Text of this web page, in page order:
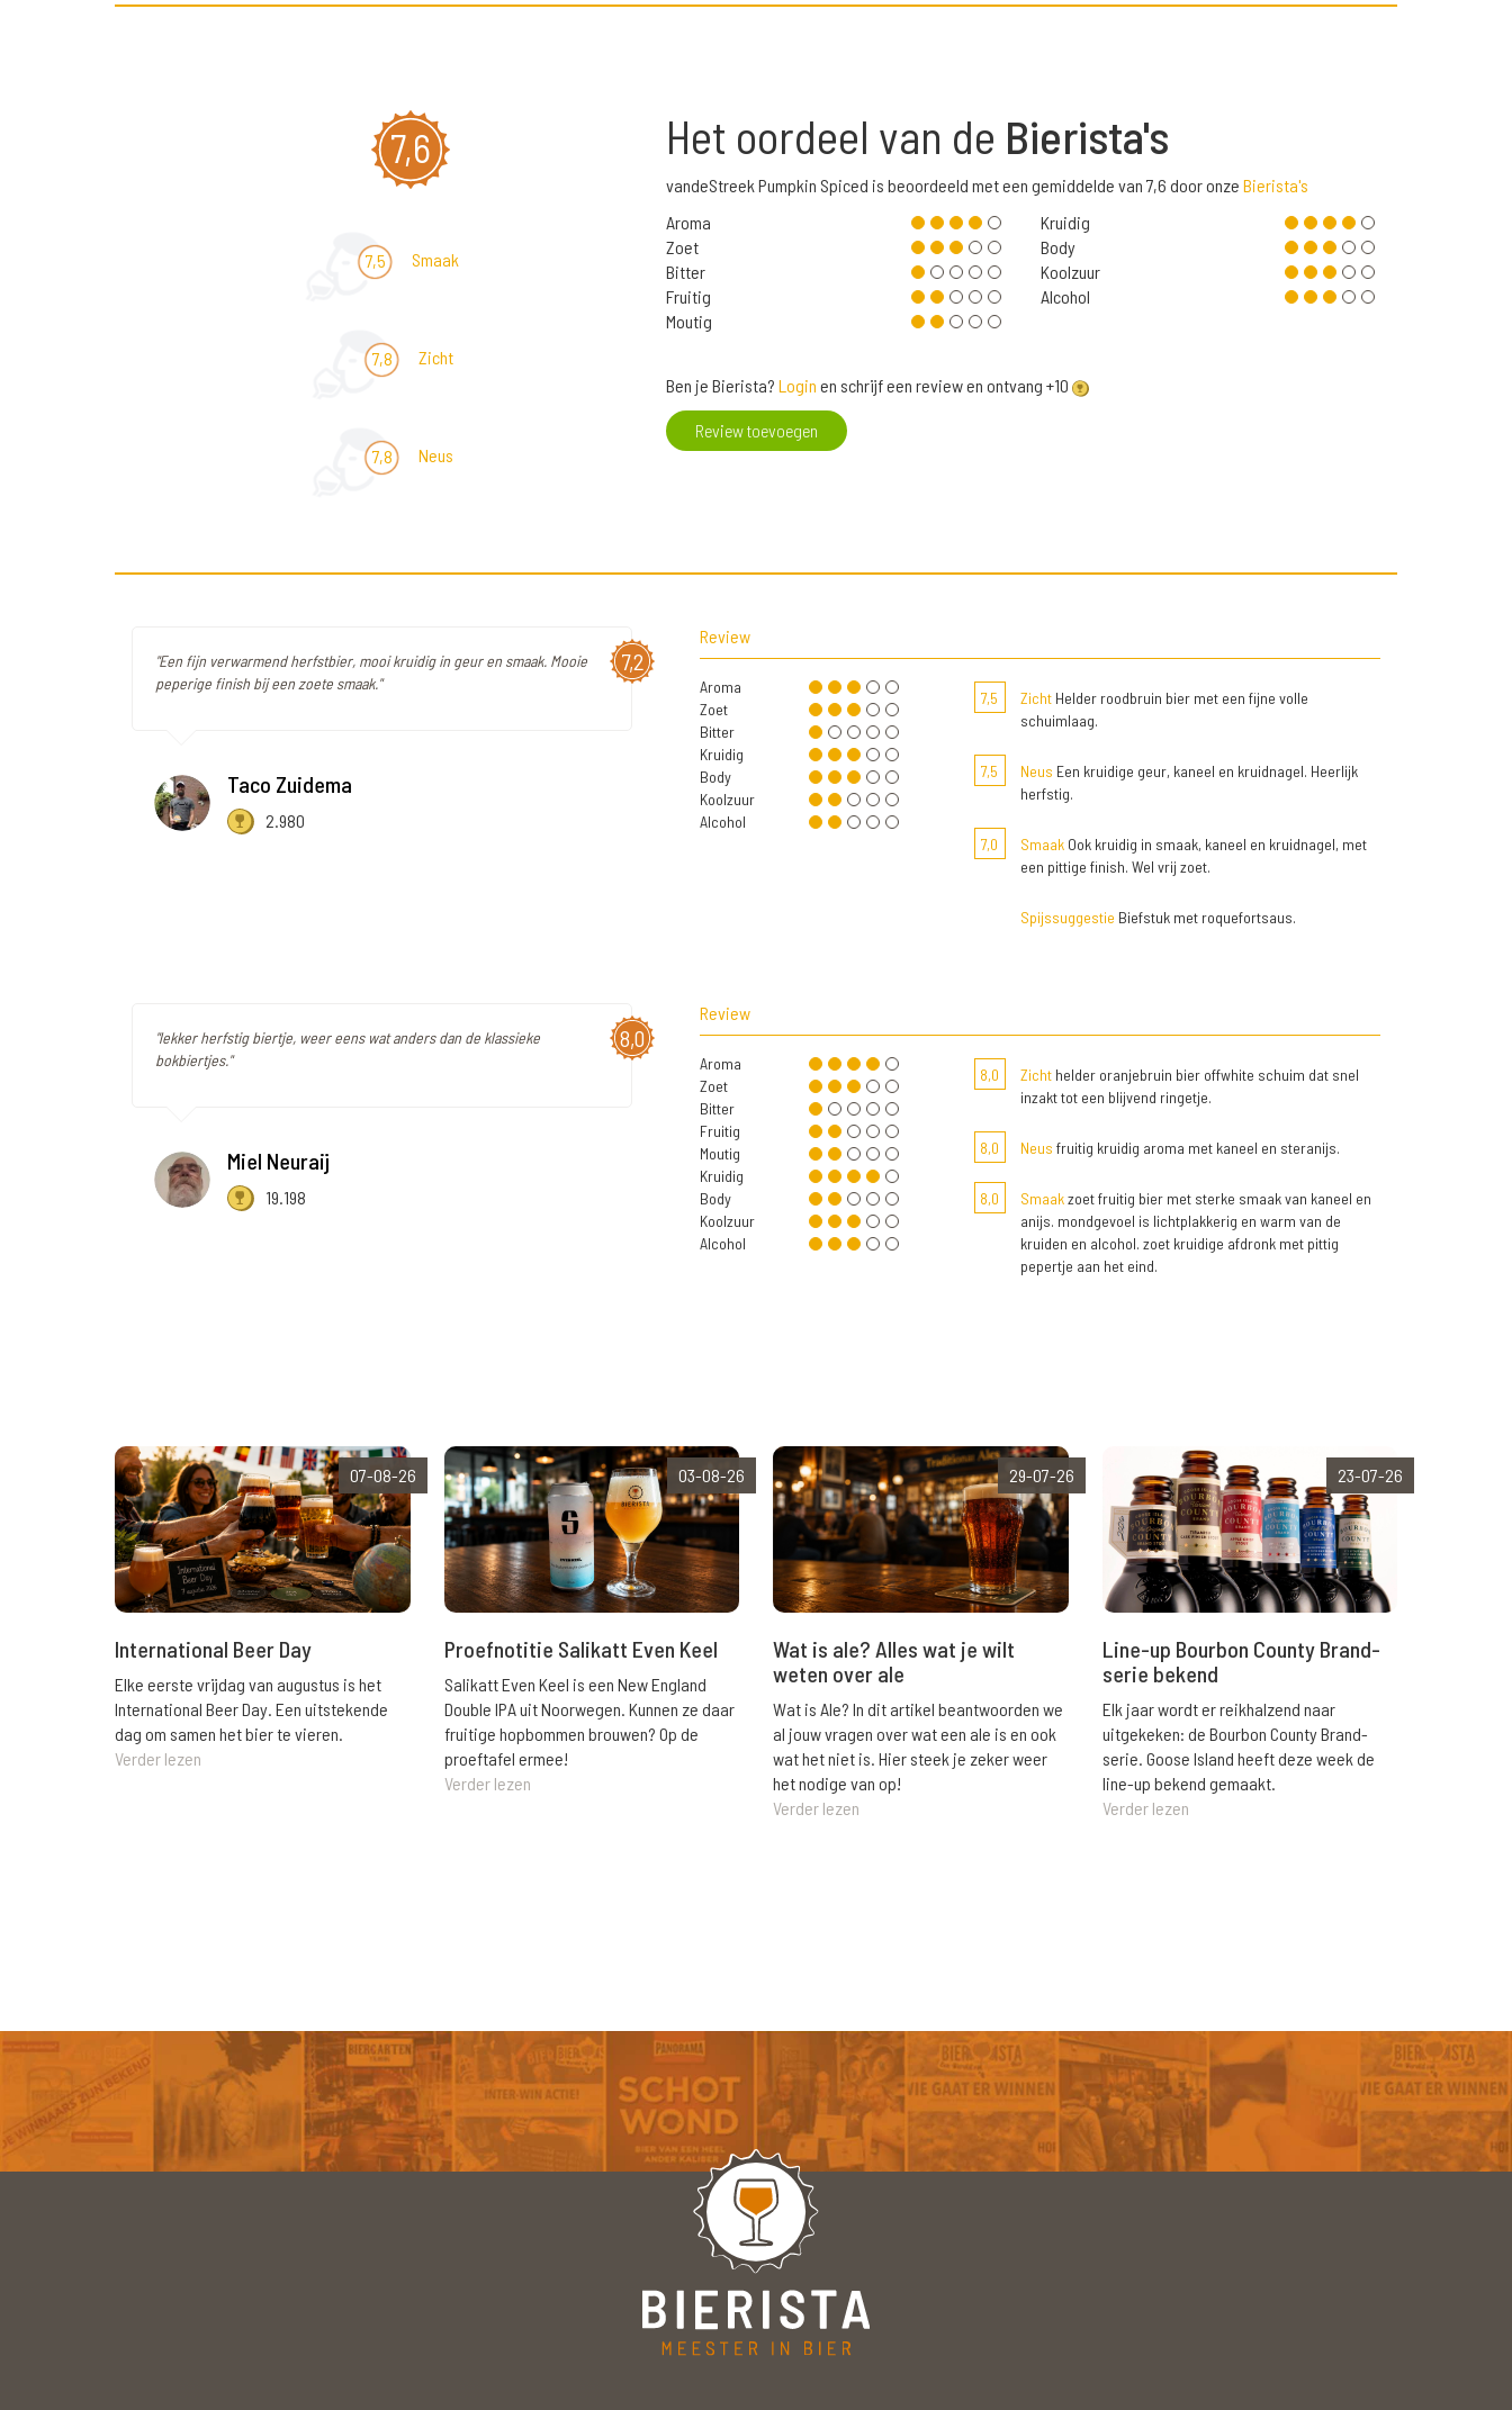
7,6
7,5 Smaak
7,8 Zicht
7,8 Neus
Het oordeel van de Bierista's
vandeStreek Pumpkin Spiced is beoordeeld met een gemiddelde van 7,6 door onze Bierista's
Aroma
Zoet
Bitter
Fruitig
Moutig
Kruidig
Body
Koolzuur
Alcohol
Ben je Bierista? Login en schrijf een review en ontvang +10
Review toevoegen
7,2
"Een fijn verwarmend herfstbier, mooi kruidig in geur en smaak. Mooie
peperige finish bij een zoete smaak."
Taco Zuidema
2.980
Review
Aroma
Zoet
Bitter
Kruidig
Body
Koolzuur
Alcohol
7,5 ZichtHelder roodbruin bier met een fijne volle
schuimlaag.
7,5 Neus Een kruidige geur, kaneel en kruidnagel. Heerlijk
herfstig.
7,0 SmaakOok kruidig in smaak, kaneel en kruidnagel, met
een pittige finish. Wel vrij zoet.
Spijssuggestie Biefstuk met roquefortsaus.
8,0
"lekker herfstig biertje, weer eens wat anders dan de klassieke
bokbiertjes."
Miel Neuraij
19.198
Review
Aroma
Zoet
Bitter
Fruitig
Moutig
Kruidig
Body
Koolzuur
Alcohol
8,0 Zichthelder oranjebruin bier offwhite schuim dat snel
inzakt tot een blijvend ringetje.
8,0 Neus fruitig kruidig aroma met kaneel en steranijs.
8,0 Smaakzoet fruitig bier met sterke smaak van kaneel en
anijs. mondgevoel is lichtplakkerig en warm van de
kruiden en alcohol. zoet kruidige afdronk met pittig
pepertje aan het eind.
07-08-26
International Beer Day
Elke eerste vrijdag van augustus is het
International Beer Day. Een uitstekende
dag om samen het bier te vieren.
Verder lezen
03-08-26
Proefnotitie Salikatt Even Keel
Salikatt Even Keel is een New England
Double IPA uit Noorwegen. Kunnen ze daar
fruitige hopbommen brouwen? Op de
proeftafel ermee!
Verder lezen
29-07-26
Wat is ale? Alles wat je wilt
weten over ale
Wat is Ale? In dit artikel beantwoorden we
al jouw vragen over wat een ale is en ook
wat het niet is. Hier steek je zeker weer
het nodige van op!
Verder lezen
23-07-26
Line-up Bourbon County Brand-
serie bekend
Elk jaar wordt er reikhalzend naar
uitgekeken: de Bourbon County Brand-
serie. Goose Island heeft deze week de
line-up bekend gemaakt.
Verder lezen